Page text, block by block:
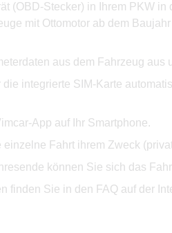
(OBD-Stecker) in Ihrem PKW
mit Ottomotor ab dem
aus dem Fahrzeug aus
die integrierte SIM-Karte
App auf Ihr Smartphone.
einzelne Fahrt ihrem Zweck
können Sie sich das
finden Sie in den FAQ auf der